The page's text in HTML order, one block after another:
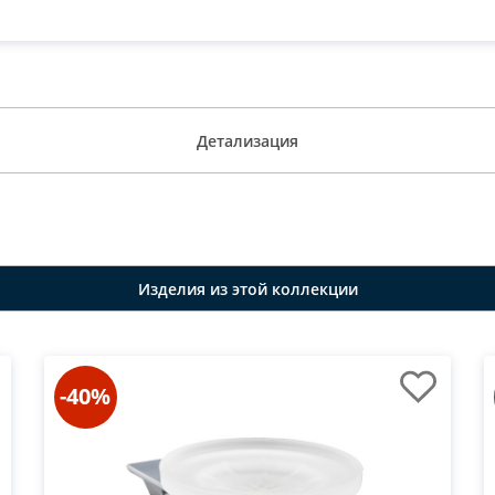
Детализация
Изделия из этой коллекции
-40%